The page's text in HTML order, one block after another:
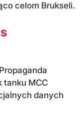
celom Brukseli.
tanku MCC
danych